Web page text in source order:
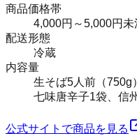
商品価格帯
4,000円～5,000円未
配送形態
冷蔵
内容量
生そば5人前（750g
七味唐辛子1袋、信
公式サイトで商品を見る